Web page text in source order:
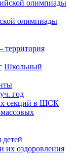
олимпиады
олимпиады
территория
Школьный
год
секций в ШСК
их оздоровления